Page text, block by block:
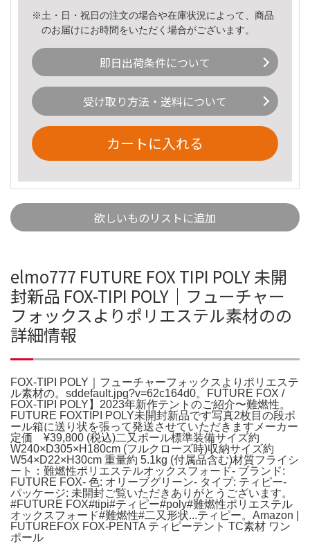
※土・日・祝日の注文の場合や在庫状況によって、商品
のお届けにお時間をいただく場合がございます。
即日出荷条件について
受け取り方法・送料について
カートに入れる
欲しいものリストに追加
elmo777 FUTURE FOX TIPI POLY 未開
封新品 FOX-TIPI POLY｜フューチャー
フォックスよりポリエステル素材のの
詳細情報
FOX-TIPI POLY｜フューチャーフォックスよりポリエステ
ル素材の。sddefault.jpg?v=62c164d0。FUTURE FOX /
FOX-TIPI POLY】2023年新作テントのご紹介〜難燃性。
FUTURE FOXTIPI POLY未開封新品です写真2枚目の段ボ
ール箱に送り状を張って発送させていただきますメーカー
定価 ¥39,800 (税込)二又ポール標準装備サイズ約
W240×D305×H180cm (フルクローズ時)収納サイズ約
W54×D22×H30cm 重量約 5.1kg (付属品含む)材質フライシ
ート：難燃性ポリエステルオックスフォード- ブランド:
FUTURE FOX- 色: オリーブグリーン- タイプ: ティピー-
パッケージ: 未開封ご覧いただきありがとうございます。
#FUTURE FOX#tipi#ティピー#poly#難燃性ポリエステル
オックスフォード#難燃性#二又形状...ティピー。Amazon |
FUTUREFOX FOX-PENTA ティピーテント TC素材 ワン
ポール